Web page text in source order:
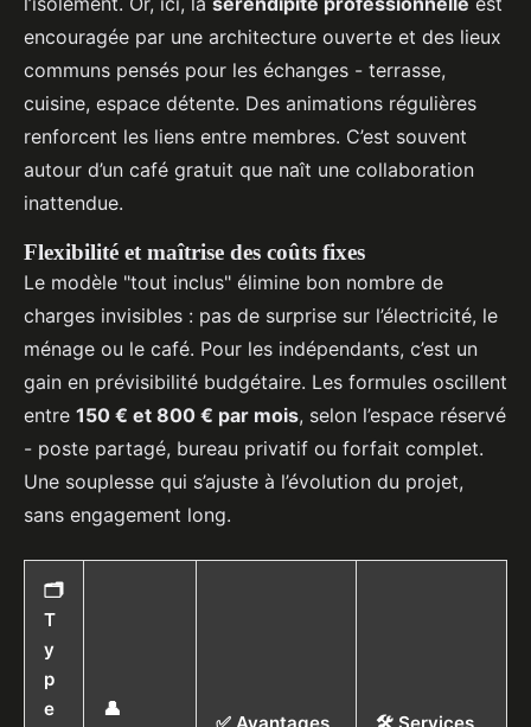
encouragée par une architecture ouverte et des lieux
communs pensés pour les échanges - terrasse,
cuisine, espace détente. Des animations régulières
renforcent les liens entre membres. C’est souvent
autour d’un café gratuit que naît une collaboration
inattendue.
Flexibilité et maîtrise des coûts fixes
Le modèle "tout inclus" élimine bon nombre de
charges invisibles : pas de surprise sur l’électricité, le
ménage ou le café. Pour les indépendants, c’est un
gain en prévisibilité budgétaire. Les formules oscillent
entre 150 € et 800 € par mois, selon l’espace réservé
- poste partagé, bureau privatif ou forfait complet.
Une souplesse qui s’ajuste à l’évolution du projet,
sans engagement long.
🗂️
T
y
p
e
👤